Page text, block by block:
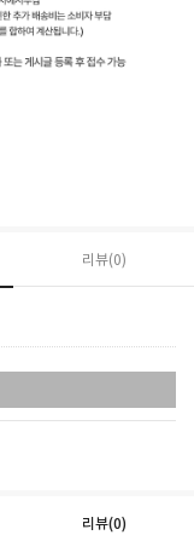
리뷰(0)
리뷰(0)